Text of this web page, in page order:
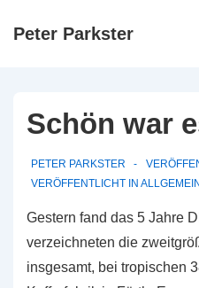
ZumPeter Parkster
Schön war
PETER PARKSTER
VERÖFFENTLICHT IN ALLGEMEIN
Gestern fand das 5 Jahre
verzeichneten die
insgesamt, bei tropischen